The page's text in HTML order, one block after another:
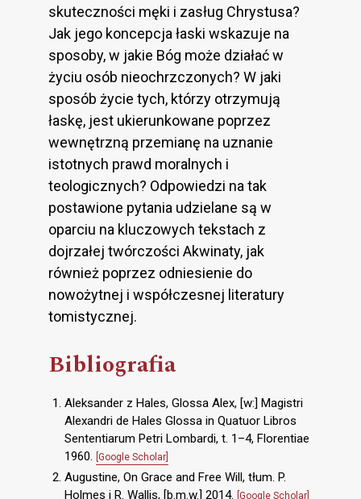
skuteczności męki i zasług Chrystusa?
Jak jego koncepcja łaski wskazuje na
sposoby, w jakie Bóg może działać w
życiu osób nieochrzczonych? W jaki
sposób życie tych, którzy otrzymują
łaskę, jest ukierunkowane poprzez
wewnętrzną przemianę na uznanie
istotnych prawd moralnych i
teologicznych? Odpowiedzi na tak
postawione pytania udzielane są w
oparciu na kluczowych tekstach z
dojrzałej twórczości Akwinaty, jak
również poprzez odniesienie do
nowożytnej i współczesnej literatury
tomistycznej.
Bibliografia
Aleksander z Hales, Glossa Alex, [w:] Magistri
Alexandri de Hales Glossa in Quatuor Libros
Sententiarum Petri Lombardi, t. 1–4, Florentiae
1960. [Google Scholar]
Augustine, On Grace and Free Will, tłum. P.
Holmes i R. Wallis, [b.m.w.] 2014. [Google Scholar]